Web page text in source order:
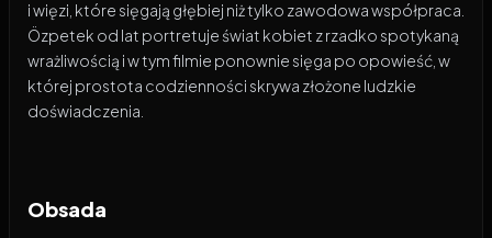
i więzi, które sięgają głębiej niż tylko zawodowa współpraca.
Özpetek od lat portretuje świat kobiet z rzadko spotykaną
wrażliwością i w tym filmie ponownie sięga po opowieść, w
której prostota codzienności skrywa złożone ludzkie
doświadczenia.
Obsada